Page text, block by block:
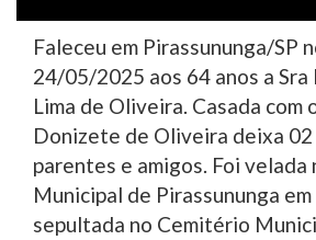
Faleceu em Pirassununga/SP
24/05/2025 aos 64 anos a
Lima de Oliveira. Casada com
Donizete de Oliveira deixa 02
parentes e amigos. Foi velada
Municipal de Pirassununga
sepultada no Cemitério